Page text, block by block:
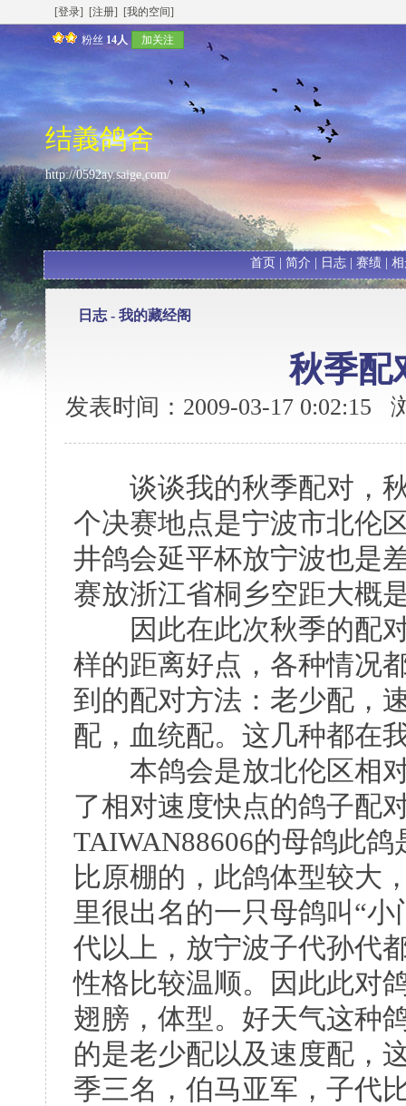
[登录] [注册] [我的空间]
粉丝 14人 加关注
结義鸽舍
http://0592ay.saige.com/
首页 简介 日志| 赛绩|
日志 - 我的藏经阁
秋季配
发表时间：2009-03-17 0:02:15
谈谈我的秋季配对，秋
个决赛地点是宁波市北伦
井鸽会延平杯放宁波也是
赛放浙江省桐乡空距大概
因此在此次秋季的配对
样的距离好点，各种情况
到的配对方法：老少配，
配，血统配。这几种都在
本鸽会是放北伦区相对
了相对速度快点的鸽子配
TAIWAN88606的母鸽此
比原棚的，此鸽体型较大
里很出名的一只母鸽叫“
代以上，放宁波子代孙代
性格比较温顺。因此此对
翅膀，体型。好天气这种
的是老少配以及速度配，
季三名，伯马亚军，子代